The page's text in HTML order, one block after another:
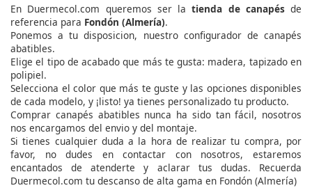
En Duermecol.com queremos ser latienda de canapésde
referencia para Fondón (Almería).
Ponemos a tu disposicion, nuestro configurador de canapés
abatibles.
Elige el tipo de acabado que más te gusta: madera, tapizado en
polipiel.
Selecciona el color que más te guste y las opciones disponibles
de cada modelo, y ¡listo! ya tienes personalizado tu producto.
Comprar canapés abatibles nunca ha sido tan fácil, nosotros
nos encargamos del envio y del montaje.
Si tienes cualquier duda a la hora de realizar tu compra, por
favor, no dudes en contactar con nosotros, estaremos
encantados de atenderte y aclarar tus dudas. Recuerda
Duermecol.com tu descanso de alta gama en Fondón (Almería)